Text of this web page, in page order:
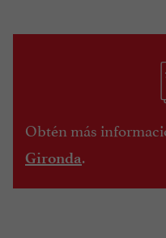
Obtén más
Gironda.